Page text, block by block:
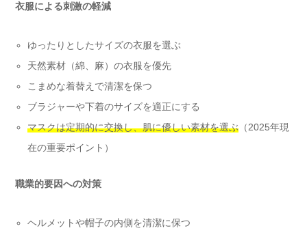
衣服による刺激の軽減
ゆったりとしたサイズの衣服を選ぶ
天然素材（綿、麻）の衣服を優先
こまめな着替えで清潔を保つ
ブラジャーや下着のサイズを適正にする
マスクは定期的に交換し、肌に優しい素材を選ぶ （2025年現
在の重要ポイント）
職業的要因への対策
ヘルメットや帽子の内側を清潔に保つ